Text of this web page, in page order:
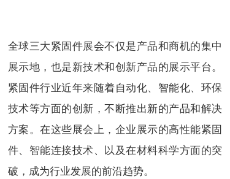
全球三大紧固件展会不仅是产品和商机的集中
展示地，也是新技术和创新产品的展示平台。
紧固件行业近年来随着自动化、智能化、环保
技术等方面的创新，不断推出新的产品和解决
方案。在这些展会上，企业展示的高性能紧固
件、智能连接技术、以及在材料科学方面的突
破，成为行业发展的前沿趋势。